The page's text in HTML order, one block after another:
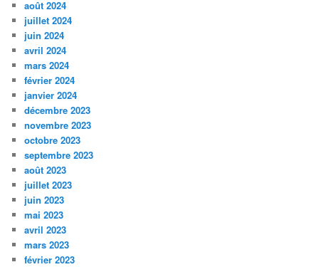
août 2024
juillet 2024
juin 2024
avril 2024
mars 2024
février 2024
janvier 2024
décembre 2023
novembre 2023
octobre 2023
septembre 2023
août 2023
juillet 2023
juin 2023
mai 2023
avril 2023
mars 2023
février 2023